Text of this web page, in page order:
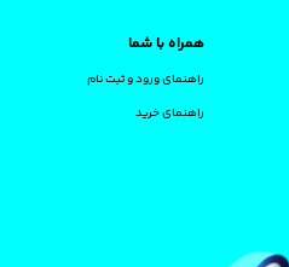
همراه با شما
راهنمای ورود و ثبت نام
راهنمای خرید